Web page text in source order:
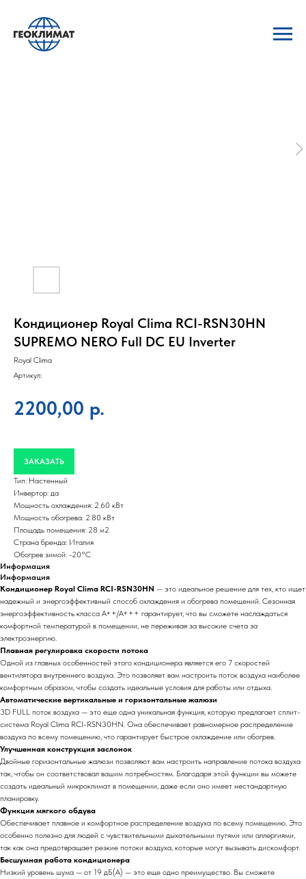
Кондиционер Royal Clima RCI-RSN30HN
SUPREMO NERO Full DC EU Inverter
Royal Clima
Артикул:
2200,00 р.
ЗАКАЗАТЬ
Тип: Настенный
Инвертор: да
Мощность охлаждения: 2.60 кВт
Мощность обогрева: 2.80 кВт
Площадь помещения: 28 м2
Страна бренда: Италия
Обогрев зимой: -20°С
Информация
Информация
Кондиционер Royal Clima RCI-RSN30HN — это идеальное решение для тех, кто ищет
надежный и энергоэффективный способ охлаждения и обогрева помещений. Сезонная
энергоэффективность класса А++/A+++ гарантирует, что вы сможете наслаждаться
комфортной температурой в помещении, не переживая за высокие счета за
электроэнергию.
Плавная регулировка скорости потока
Одной из главных особенностей этого кондиционера является его 7 скоростей
вентилятора внутреннего воздуха. Это позволяет вам настроить поток воздуха наиболее
комфортным образом, чтобы создать идеальные условия для работы или отдыха.
Автоматические вертикальные и горизонтальные жалюзи
3D FULL поток воздуха — это еще одна уникальная функция, которую предлагает сплит-
система Royal Clima RCI-RSN30HN. Она обеспечивает равномерное распределение
воздуха по всему помещению, что гарантирует быстрое охлаждение или обогрев.
Улучшенная конструкция заслонок
Двойные горизонтальные жалюзи позволяют вам настроить направление потока воздуха
так, чтобы он соответствовал вашим потребностям. Благодаря этой функции вы можете
создать идеальный микроклимат в помещении, даже если оно имеет нестандартную
планировку.
Функция мягкого обдува
Обеспечивает плавное и комфортное распределение воздуха по всему помещению. Это
особенно полезно для людей с чувствительными дыхательными путями или аллергиями,
так как она предотвращает резкие потоки воздуха, которые могут вызывать дискомфорт.
Бесшумная работа кондиционера
Низкий уровень шума — от 19 дБ(А) — это еще одно преимущество. Вы сможете